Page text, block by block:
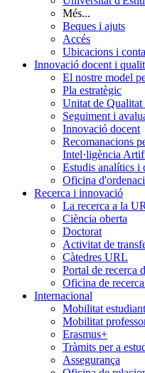
Més...
Beques i ajuts
Accés
Ubicacions i
Innovació docent i
El nostre model
Pla estratègic
Unitat de
Seguiment i
Innovació docent
Recomanacions
Intel·ligència
Estudis analítics i
Oficina
Recerca i innovació
La recerca a la
Ciència oberta
Doctorat
Activitat de
Càtedres URL
Portal de recerca
Oficina de
Internacional
Mobilitat
Mobilitat
Erasmus+
Tràmits per a
Assegurança